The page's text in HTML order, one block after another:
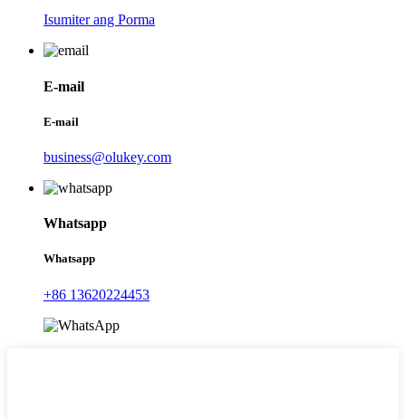
Isumiter ang Porma
E-mail
E-mail
business@olukey.com
Whatsapp
Whatsapp
+86 13620224453